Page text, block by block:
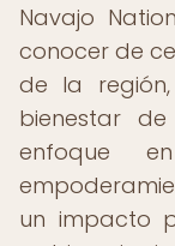
Navajo
conocer de
de la
bienestar
enfoque
un impacto